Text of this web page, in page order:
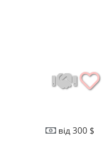
від 300 $